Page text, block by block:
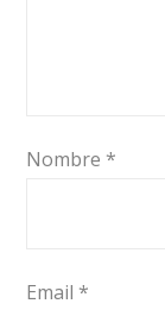
Nombre *
Email *